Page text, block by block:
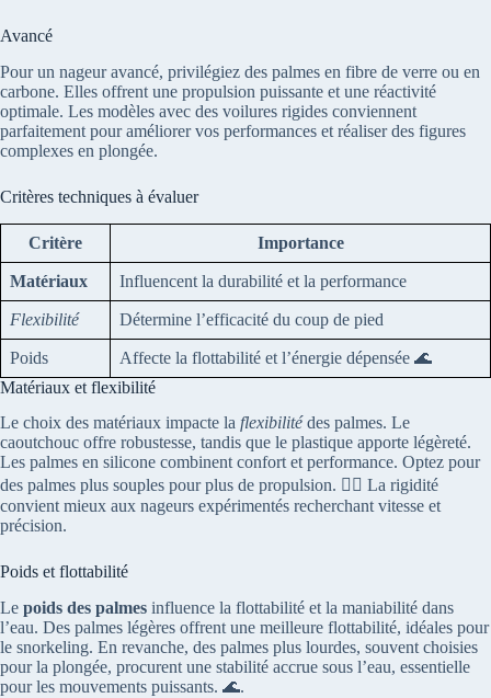
Avancé
Pour un nageur avancé, privilégiez des palmes en fibre de verre ou en
carbone. Elles offrent une propulsion puissante et une réactivité
optimale. Les modèles avec des voilures rigides conviennent
parfaitement pour améliorer vos performances et réaliser des figures
complexes en plongée.
Critères techniques à évaluer
Critère Importance
Matériaux Influencent la durabilité et la performance
Flexibilité Détermine l’efficacité du coup de pied
Poids
Affecte la flottabilité et l’énergie dépensée 🌊
Matériaux et flexibilité
Le choix des matériaux impacte la flexibilitédes palmes. Le
caoutchouc offre robustesse, tandis que le plastique apporte légèreté.
Les palmes en silicone combinent confort et performance. Optez pour
des palmes plus souples pour plus de propulsion. 🏊‍♂️ La rigidité
convient mieux aux nageurs expérimentés recherchant vitesse et
précision.
Poids et flottabilité
Le poids des palmes influence la flottabilité et la maniabilité dans
l’eau. Des palmes légères offrent une meilleure flottabilité, idéales pour
le snorkeling. En revanche, des palmes plus lourdes, souvent choisies
pour la plongée, procurent une stabilité accrue sous l’eau, essentielle
pour les mouvements puissants. 🌊.